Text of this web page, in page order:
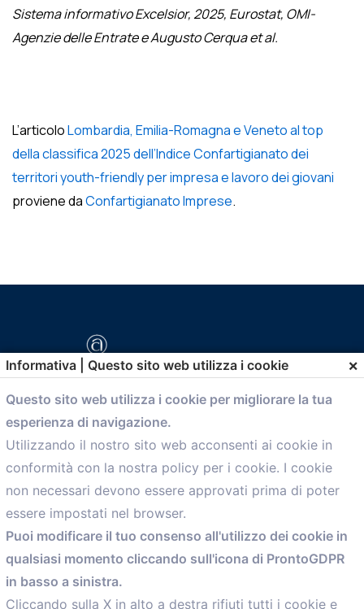
Sistema informativo Excelsior, 2025, Eurostat, OMI-
Agenzie delle Entrate e Augusto Cerqua et al.
L’articoloLombardia, Emilia-Romagna e Veneto al top
della classifica 2025 dell’Indice Confartigianato dei
territori youth-friendly per impresa e lavoro dei giovani
proviene daConfartigianato Imprese.
comunicazione@confartigianato.bo.it
Menù
Home
Servizi
Convenzioni
Voce delle Nostre aziende
Informazioni Ex L. 124/2017
Informativa | Questo sito web utilizza i cookie ×
Questo sito web utilizza i cookie per migliorare la tua
esperienza di navigazione.
Utilizzando il nostro sito web acconsenti ai cookie in
conformità con la nostra policy per i cookie. I cookie
non necessari devono essere approvati prima di poter
essere impostati nel browser.
Puoi modificare il tuo consenso all'utilizzo dei cookie in
qualsiasi momento cliccando sull'icona di ProntoGDPR
in basso a sinistra.
Cliccando sulla X in alto a destra rifiuti tutti i cookie e